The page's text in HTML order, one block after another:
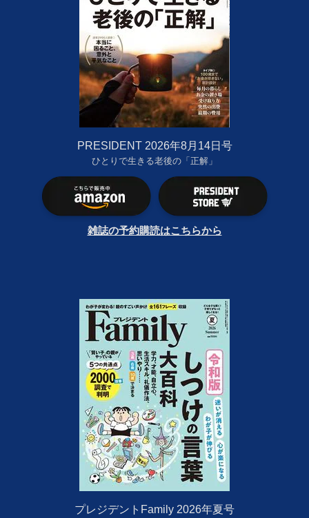
PRESIDENT 2026年8月14日号
ひとりで生きる老後の「正解」
雑誌の予約購読はこちらから
プレジデントFamily 2026年夏号